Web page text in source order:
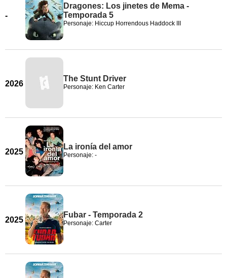
-
Dragones: Los jinetes de Mema -
Temporada 5
Personaje: Hiccup Horrendous Haddock III
2026
The Stunt Driver
Personaje: Ken Carter
2025
La ironía del amor
Personaje: -
2025
Fubar - Temporada 2
Personaje: Carter